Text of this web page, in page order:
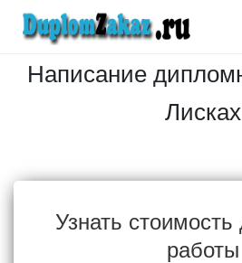
Написание
Лисках
Узнать
работы